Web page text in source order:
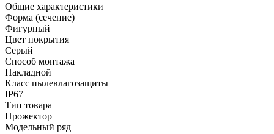
Общие характеристики
Форма (сечение)
Фигурный
Цвет покрытия
Серый
Способ монтажа
Накладной
Класс пылевлагозащиты
IP67
Тип товара
Прожектор
Модельный ряд